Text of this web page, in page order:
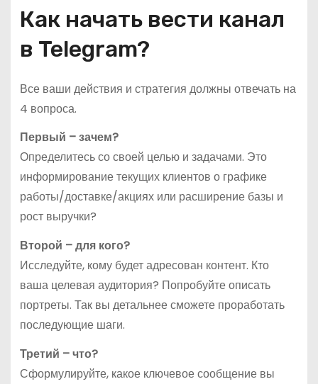
Как начать вести канал
в Telegram?
Все ваши действия и стратегия должны отвечать на
4 вопроса.
Первый – зачем?
Определитесь со своей целью и задачами. Это
информирование текущих клиентов о графике
работы/доставке/акциях или расширение базы и
рост выручки?
Второй – для кого?
Исследуйте, кому будет адресован контент. Кто
ваша целевая аудитория? Попробуйте описать
портреты. Так вы детальнее сможете проработать
последующие шаги.
Третий – что?
Сформулируйте, какое ключевое сообщение вы